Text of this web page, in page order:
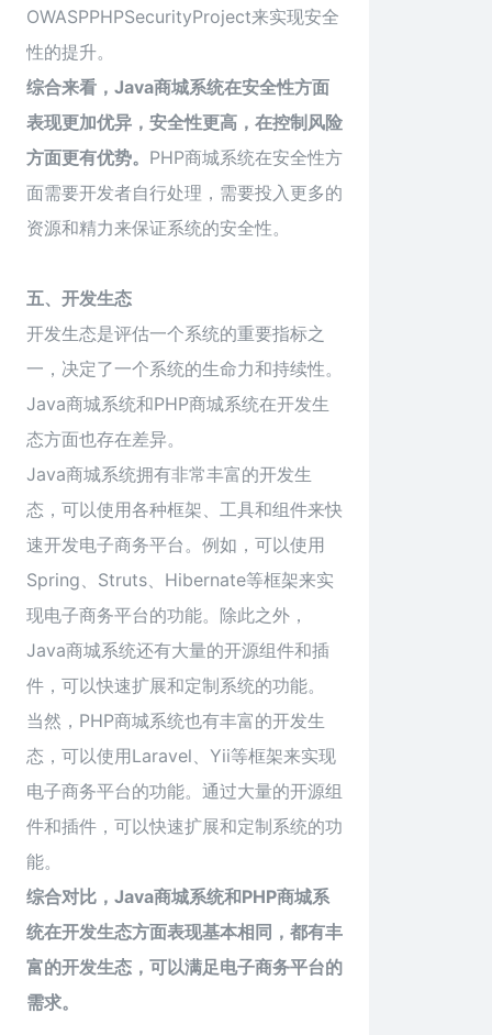
OWASPPHPSecurityProject来实现安全
性的提升。
综合来看，Java商城系统在安全性方面
表现更加优异，安全性更高，在控制风险
方面更有优势。 PHP商城系统在安全性方
面需要开发者自行处理，需要投入更多的
资源和精力来保证系统的安全性。
五、开发生态
开发生态是评估一个系统的重要指标之
一，决定了一个系统的生命力和持续性。
Java商城系统和PHP商城系统在开发生
态方面也存在差异。
Java商城系统拥有非常丰富的开发生
态，可以使用各种框架、工具和组件来快
速开发电子商务平台。例如，可以使用
Spring、Struts、Hibernate等框架来实
现电子商务平台的功能。除此之外，
Java商城系统还有大量的开源组件和插
件，可以快速扩展和定制系统的功能。
当然，PHP商城系统也有丰富的开发生
态，可以使用Laravel、Yii等框架来实现
电子商务平台的功能。通过大量的开源组
件和插件，可以快速扩展和定制系统的功
能。
综合对比，Java商城系统和PHP商城系
统在开发生态方面表现基本相同，都有丰
富的开发生态，可以满足电子商务平台的
需求。